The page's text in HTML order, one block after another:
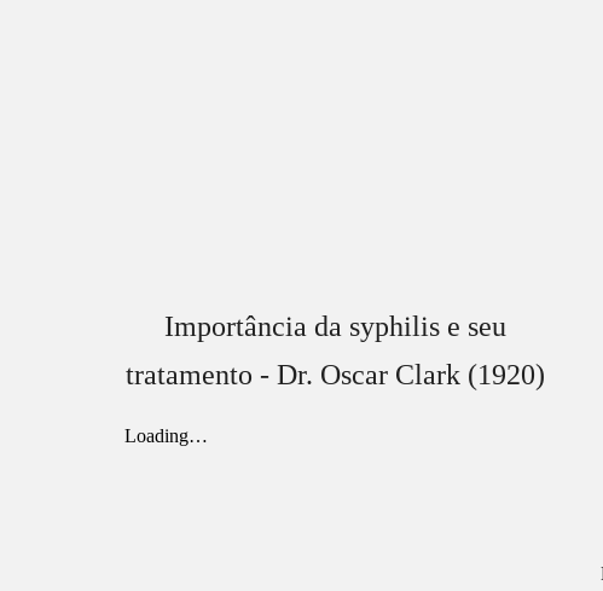
Importância da syphilis e seu
tratamento - Dr. Oscar Clark (1920)